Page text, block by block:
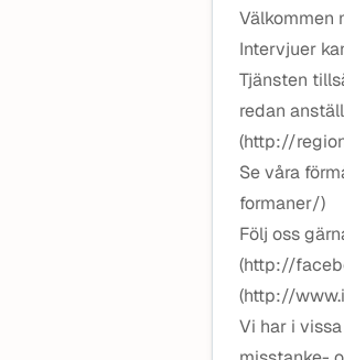
Välkommen
Intervjuer
Tjänsten
redan
(http://
Se våra
formaner/)
Följ oss
(http://
(http://
Vi har i